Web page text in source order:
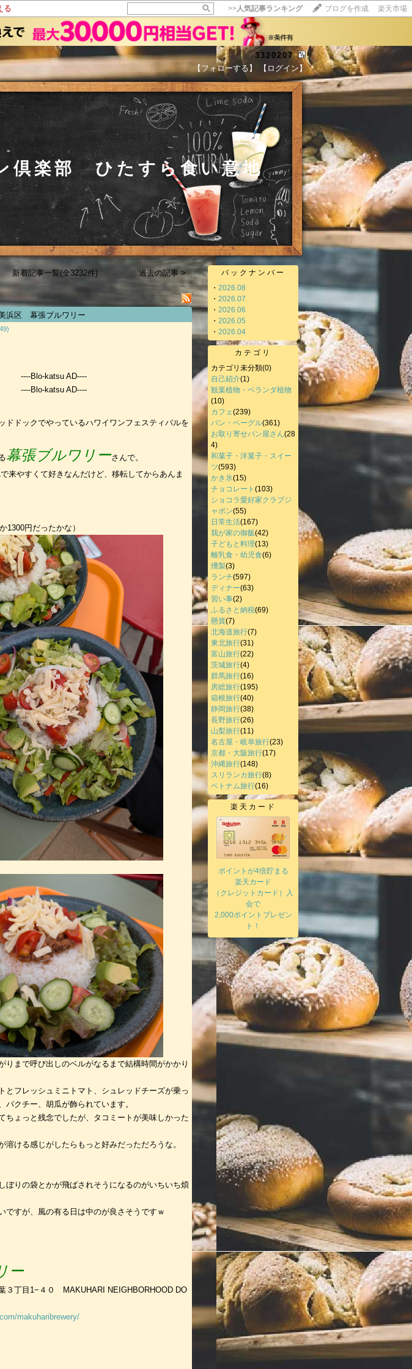
る >>人気記事ランキング ブログを作成 楽天市場
3320207
【フォローする】 【ログイン】
楽部 ひたすら食い意地
【毎日開催】
15記事にいいね！で1ポイント
10秒滞在
いいね!
新着記事一覧(全3232件) 過去の記事 >
浜区 幕張ブルワリー
----Blo-katsu AD----
----Blo-katsu AD----
ドドックでやっているハワイワンフェスティバルを
幕張ブルワリーさんで。
来やすくて好きなんだけど、移転してからあんま
1300円だったかな）
りまで呼び出しのベルがなるまで結構時間がかかり
とフレッシュミニトマト、シュレッドチーズが乗っ
パクチー、胡瓜が飾られています。
ちょっと残念でしたが、タコミートが美味しかった
溶ける感じがしたらもっと好みだっただろうな。
ぼりの袋とかが飛ばされそうになるのがいちいち煩
ですが、風の有る日は中のが良さそうですｗ
ー
３丁目1−４０ MAKUHARI NEIGHBORHOOD DO
makuharibrewery/
バックナンバー
・ 2026.08
・ 2026.07
・ 2026.06
・ 2026.05
・ 2026.04
カテゴリ
カテゴリ未分類(0)
自己紹介(1)
観葉植物・ベランダ植物
(10)
カフェ(239)
パン・ベーグル(361)
お取り寄せパン屋さん(28
4)
和菓子・洋菓子・スイー
ツ(593)
かき氷(15)
チョコレート (103)
ショコラ愛好家クラブジ
ャポン(55)
日常生活(167)
我が家の御飯(42)
子どもと料理(13)
離乳食・幼児食(6)
燻製(3)
ランチ(597)
ディナー(63)
習い事(2)
ふるさと納税(69)
懸賞(7)
北海道旅行(7)
東北旅行(31)
富山旅行(22)
茨城旅行(4)
群馬旅行(16)
房総旅行(195)
箱根旅行(40)
静岡旅行(38)
長野旅行(26)
山梨旅行(11)
名古屋・岐阜旅行(23)
京都・大阪旅行(17)
沖縄旅行(148)
スリランカ旅行(8)
ベトナム旅行(16)
楽天カード
ポイントが4倍貯まる
楽天カード
（クレジットカード）入
会で
2,000ポイントプレゼン
ト！